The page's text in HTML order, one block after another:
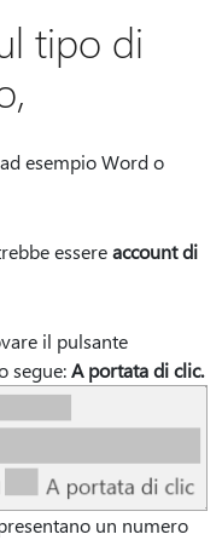
tipo di
esempio Word o
essereaccount di
il pulsante
segue:A portata di clic.
un numero